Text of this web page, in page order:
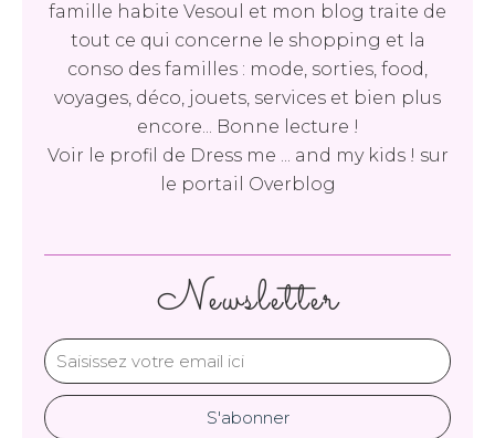
Newsletter
famille habite Vesoul et mon blog traite de
tout ce qui concerne le shopping et la
conso des familles : mode, sorties, food,
voyages, déco, jouets, services et bien plus
encore... Bonne lecture !
Voir le profil de Dress me ... and my kids ! sur
le portail Overblog